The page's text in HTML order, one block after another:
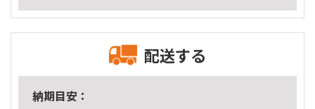
配送する
納期目安：